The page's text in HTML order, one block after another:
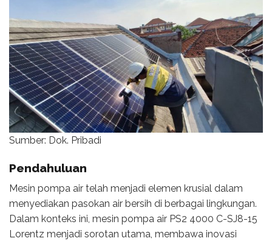
Sumber: Dok. Pribadi
Pendahuluan
Mesin pompa air telah menjadi elemen krusial dalam
menyediakan pasokan air bersih di berbagai lingkungan.
Dalam konteks ini, mesin pompa air PS2 4000 C-SJ8-15
Lorentz menjadi sorotan utama, membawa inovasi